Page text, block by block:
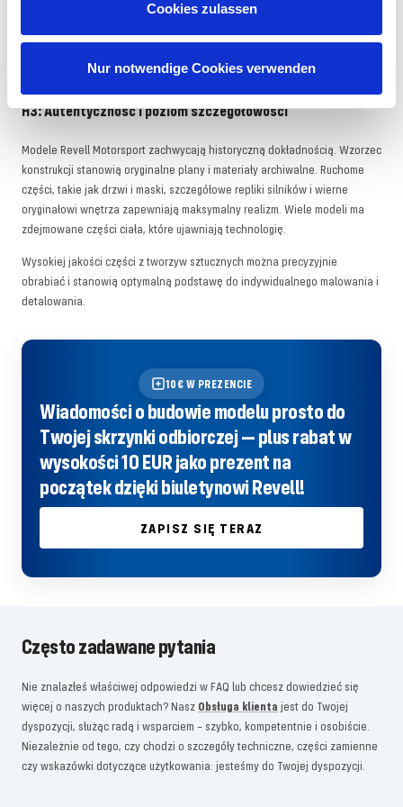
Cookies zulassen
Nur notwendige Cookies verwenden
natomiast wyrafinowane zestawy składające się z ponad 100
pojedynczych części stanowią wyzwanie dla doświadczonych
po kroku i zalecenia dotyczące kolorów.
H3: Autentyczność i poziom szczegółowości
Modele Revell Motorsport zachwycają historyczną dokładnością. Wzorzec
konstrukcji stanowią oryginalne plany i materiały archiwalne. Ruchome
części, takie jak drzwi i maski, szczegółowe repliki silników i wierne
oryginałowi wnętrza zapewniają maksymalny realizm. Wiele modeli ma
zdejmowane części ciała, które ujawniają technologię.
Wysokiej jakości części z tworzyw sztucznych można precyzyjnie
obrabiać i stanowią optymalną podstawę do indywidualnego malowania i
detalowania.
10€ W PREZENCIE
Wiadomości o budowie modelu prosto do
Twojej skrzynki odbiorczej — plus rabat w
wysokości 10 EUR jako prezent na
początek dzięki biuletynowi Revell!
ZAPISZ SIĘ TERAZ
Często zadawane pytania
Nie znalazłeś właściwej odpowiedzi w FAQ lub chcesz dowiedzieć się
więcej o naszych produktach? Nasz Obsługa klienta jest do Twojej
dyspozycji, służąc radą i wsparciem – szybko, kompetentnie i osobiście.
Niezależnie od tego, czy chodzi o szczegóły techniczne, części zamienne
czy wskazówki dotyczące użytkowania: jesteśmy do Twojej dyspozycji.